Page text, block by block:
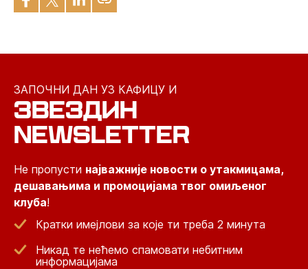
ЗАПОЧНИ ДАН УЗ КАФИЦУ И
ЗВЕЗДИН
NEWSLETTER
Не пропусти најважније новости о утакмицама,
дешавањима и промоцијама твог омиљеног
клуба!
Кратки имејлови за које ти треба 2 минута
Никад те нећемо спамовати небитним
информацијама